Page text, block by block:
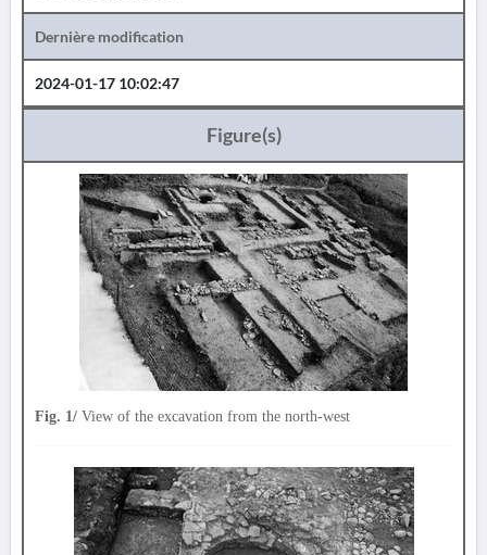
Dernière modification
2024-01-17 10:02:47
Figure(s)
Fig. 1/ View of the excavation from the north-west